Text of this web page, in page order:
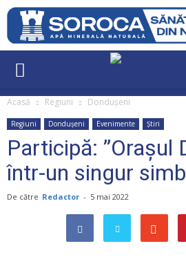
Acasă Regiuni Dondușeni
Regiuni Dondușeni Evenimente Știri
Participă: ”Orașul
într-un singur
De către Redactor - 5 mai 2022